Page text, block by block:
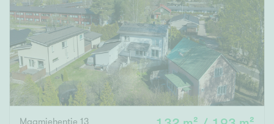
Maamiehentie 13